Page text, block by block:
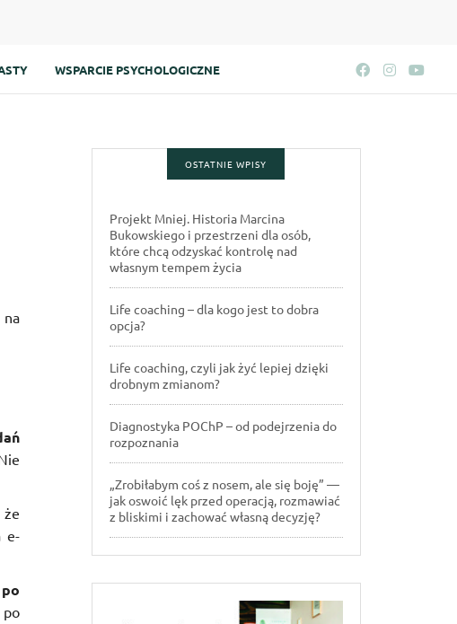
WSPARCIE PSYCHOLOGICZNE
że
e-
OSTATNIE WPISY
Projekt Mniej. Historia Marcina
Bukowskiego i przestrzeni dla osób,
które chcą odzyskać kontrolę nad
własnym tempem życia
Life coaching – dla kogo jest to dobra
opcja?
Life coaching, czyli jak żyć lepiej dzięki
drobnym zmianom?
Diagnostyka POChP – od podejrzenia do
rozpoznania
„Zrobiłabym coś z nosem, ale się boję” —
jak oswoić lęk przed operacją, rozmawiać
z bliskimi i zachować własną decyzję?